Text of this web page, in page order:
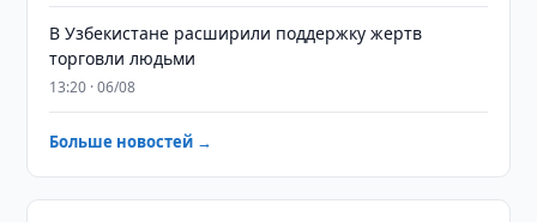
В Узбекистане расширили поддержку жертв
торговли людьми
13:20 · 06/08
Больше новостей →